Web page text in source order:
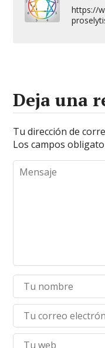
https://
Deja una
Tu dirección de
Los campos